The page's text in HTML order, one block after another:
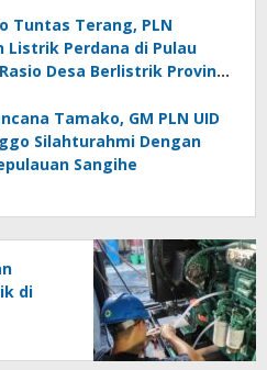
Gorontalo
Tuntas Terang, PLN
Listrik Perdana di Pulau
Desa Berlistrik Provinsi
Tamako, GM PLN UID
Silahturahmi Dengan
Sangihe
di